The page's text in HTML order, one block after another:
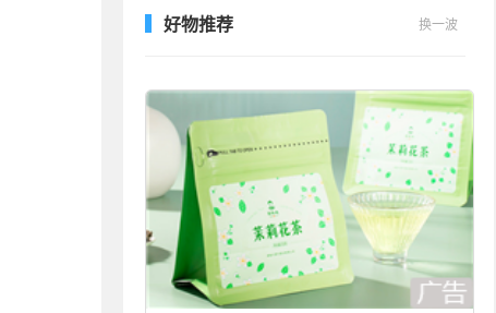
好物推荐 换一波